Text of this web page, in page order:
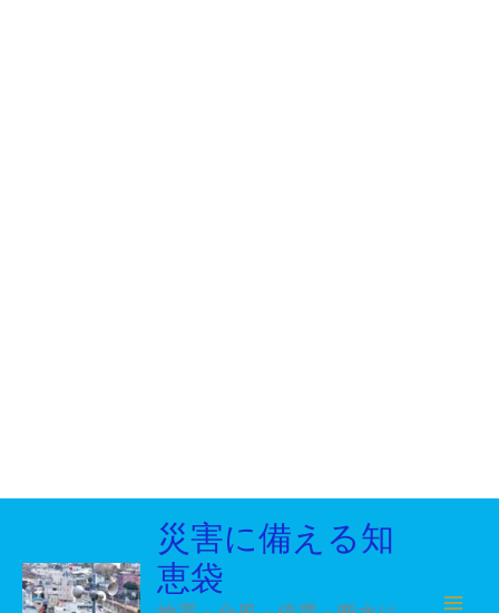
災害に備える知
恵袋